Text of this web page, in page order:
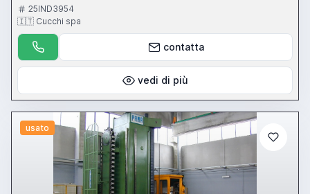
25IND3954
🇮🇹 Cucchi spa
contatta
vedi di più
usato